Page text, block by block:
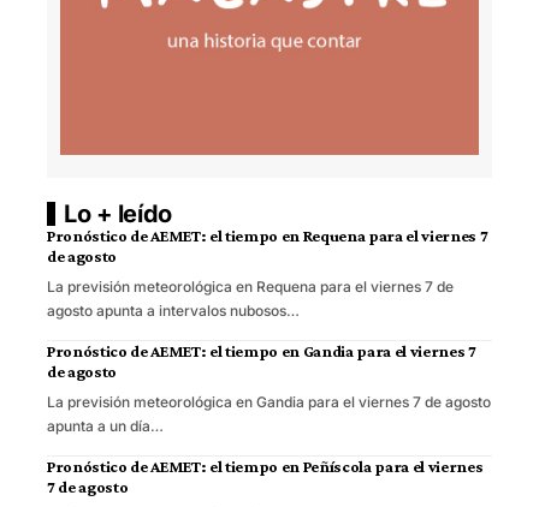
Lo + leído
Pronóstico de AEMET: el tiempo en Requena para el viernes 7
de agosto
La previsión meteorológica en Requena para el viernes 7 de
agosto apunta a intervalos nubosos…
Pronóstico de AEMET: el tiempo en Gandia para el viernes 7
de agosto
La previsión meteorológica en Gandia para el viernes 7 de agosto
apunta a un día…
Pronóstico de AEMET: el tiempo en Peñíscola para el viernes
7 de agosto